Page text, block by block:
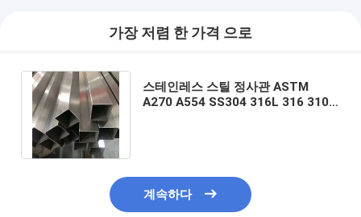
가장 저렴 한 가격 으로
스테인레스 스틸 정사관 ASTM
A270 A554 SS304 316L 316 310S
계속하다